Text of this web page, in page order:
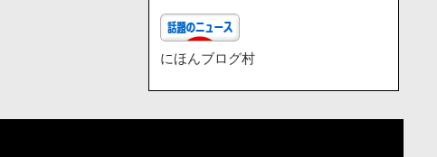
にほんブログ村